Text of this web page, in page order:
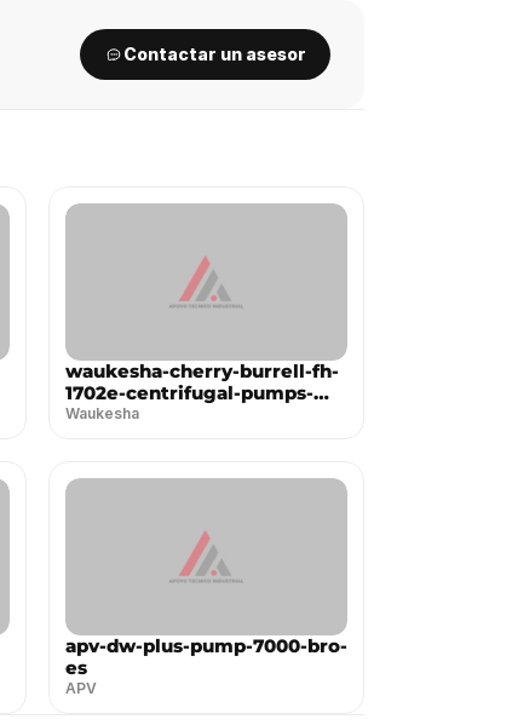
Contactar un asesor
waukesha-cherry-burrell-fh-
1702e-centrifugal-pumps-
200-series-es
Waukesha
apv-dw-plus-pump-7000-bro-
es
APV